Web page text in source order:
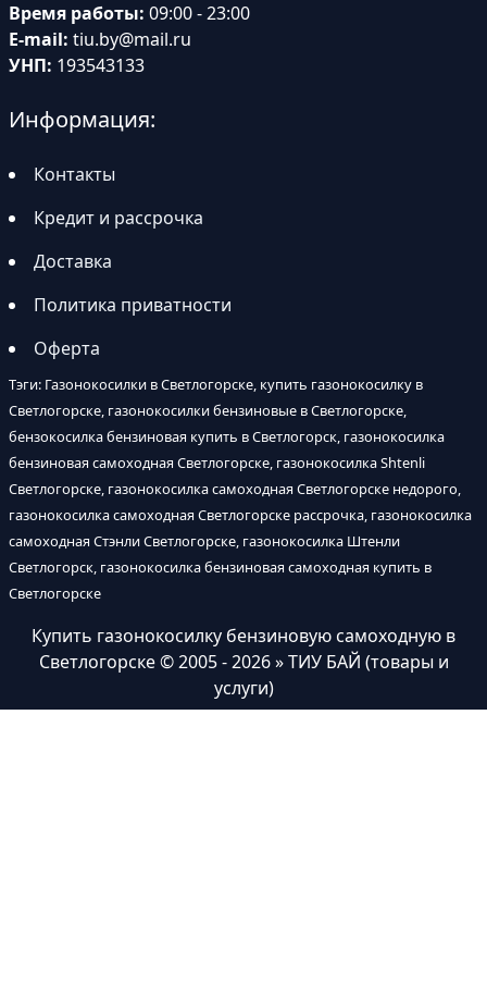
Время работы: 09:00 - 23:00
E-mail: tiu.by@mail.ru
УНП: 193543133
Информация:
Контакты
Кредит и рассрочка
Доставка
Политика приватности
Оферта
Тэги: Газонокосилки в Светлогорске, купить газонокосилку в
Светлогорске, газонокосилки бензиновые в Светлогорске,
бензокосилка бензиновая купить в Светлогорск, газонокосилка
бензиновая самоходная Светлогорске, газонокосилка Shtenli
Светлогорске, газонокосилка самоходная Светлогорске недорого,
газонокосилка самоходная Светлогорске рассрочка, газонокосилка
самоходная Стэнли Светлогорске, газонокосилка Штенли
Светлогорск, газонокосилка бензиновая самоходная купить в
Светлогорске
Купить газонокосилку бензиновую самоходную в
Светлогорске© 2005 - 2026 » ТИУ БАЙ (товары и
услуги)